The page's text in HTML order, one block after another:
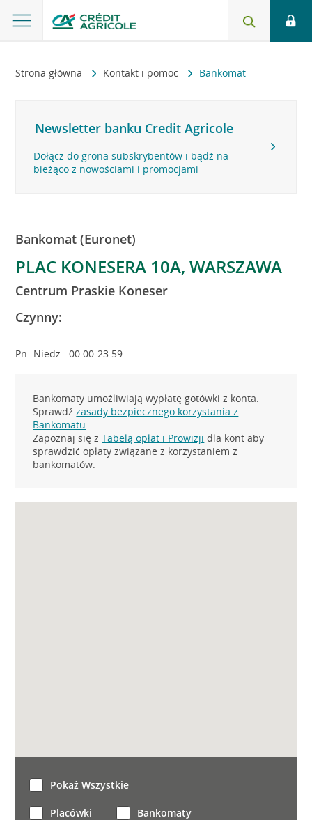
Strona główna Kontakt i pomoc Bankomat
Newsletter banku Credit Agricole
Dołącz do grona subskrybentów i bądź na
bieżąco z nowościami i promocjami
Bankomat (Euronet)
PLAC KONESERA 10A, WARSZAWA
Centrum Praskie Koneser
Czynny:
Pn.-Niedz.: 00:00-23:59
Bankomaty umożliwiają wypłatę gotówki z konta.
Sprawdźzasady bezpiecznego korzystania z
Bankomatu.
Zapoznaj się zTabelą opłat i Prowizji dla kont aby
sprawdzić opłaty związane z korzystaniem z
bankomatów.
Pokaż Wszystkie
Placówki Bankomaty